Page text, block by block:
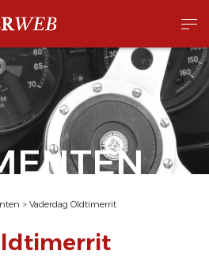
> Vaderdag Oldtimerrit